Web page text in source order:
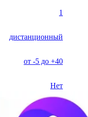
1
дистанционный
от -5 до +40
Нет